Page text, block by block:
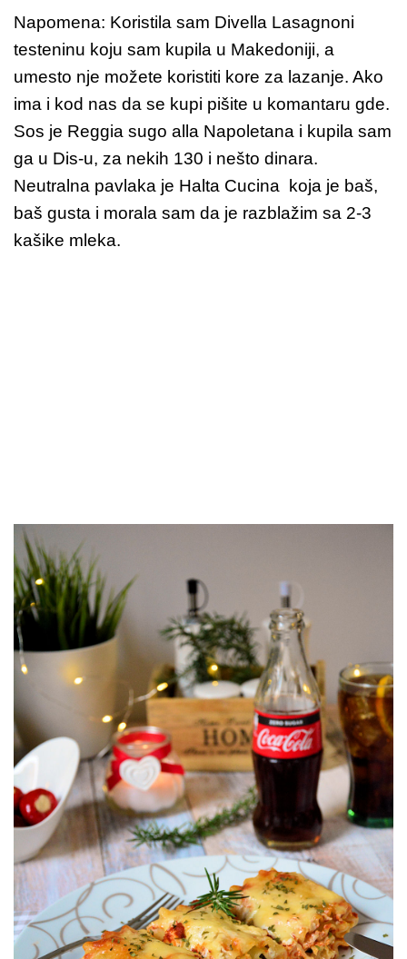
Napomena: Koristila sam Divella Lasagnoni
testeninu koju sam kupila u Makedoniji, a
umesto nje možete koristiti kore za lazanje. Ako
ima i kod nas da se kupi pišite u komantaru gde.
Sos je Reggia sugo alla Napoletana i kupila sam
ga u Dis-u, za nekih 130 i nešto dinara.
Neutralna pavlaka je Halta Cucina koja je baš,
baš gusta i morala sam da je razblažim sa 2-3
kašike mleka.